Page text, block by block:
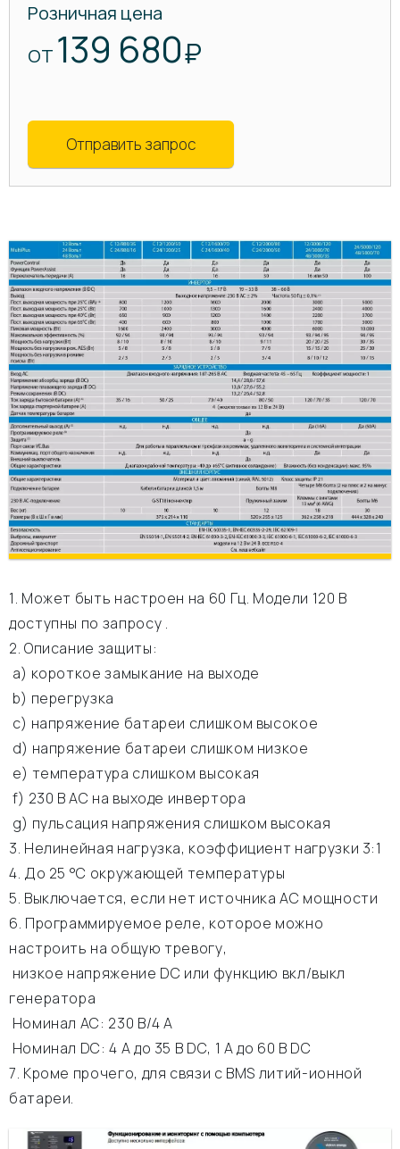
Розничная цена
ОТ 139 680₽
Отправить запрос
1. Может быть настроен на 60 Гц. Модели 120 В
доступны по запросу .
2. Описание защиты:
а) короткое замыкание на выходе
b) перегрузка
c) напряжение батареи слишком высокое
d) напряжение батареи слишком низкое
e) температура слишком высокая
f) 230 В АС на выходе инвертора
g) пульсация напряжения слишком высокая
3. Нелинейная нагрузка, коэффициент нагрузки 3:1
4. До 25 °C окружающей температуры
5. Выключается, если нет источника АС мощности
6. Программируемое реле, которое можно
настроить на общую тревогу,
низкое напряжение DC или функцию вкл/выкл
генератора
Номинал АС: 230 В/4 A
Номинал DC: 4 A до 35 В DC, 1 A до 60 В DC
7. Кроме прочего, для связи с BMS литий-ионной
батареи.